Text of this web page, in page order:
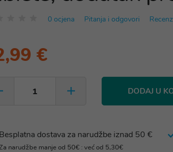
0 ocjena Pitanja i odgovori
€
DODAJ U
Besplatna dostava za narudžbe iznad 50 €
narudžbe manje od 50€ : već od 5,30€